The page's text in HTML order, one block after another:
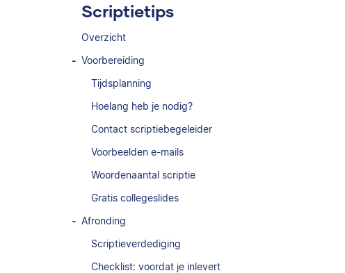
Scriptietips
Overzicht
Voorbereiding
Tijdsplanning
Hoelang heb je nodig?
Contact scriptiebegeleider
Voorbeelden e-mails
Woordenaantal scriptie
Gratis collegeslides
Afronding
Scriptieverdediging
Checklist: voordat je inlevert